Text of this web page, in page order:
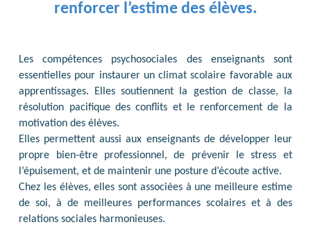
renforcer l’estime des élèves.
Les compétences psychosociales des enseignants sont
essentielles pour instaurer un climat scolaire favorable aux
apprentissages. Elles soutiennent la gestion de classe, la
résolution pacifique des conflits et le renforcement de la
motivation des élèves.
Elles permettent aussi aux enseignants de développer leur
propre bien-être professionnel, de prévenir le stress et
l’épuisement, et de maintenir une posture d’écoute active.
Chez les élèves, elles sont associées à une meilleure estime
de soi, à de meilleures performances scolaires et à des
relations sociales harmonieuses.